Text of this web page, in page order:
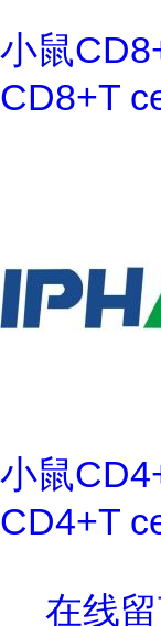
小鼠
CD8+T
小鼠
CD4+T
在线